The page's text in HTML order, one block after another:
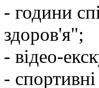
- години
здоров'я";
- відео-
-